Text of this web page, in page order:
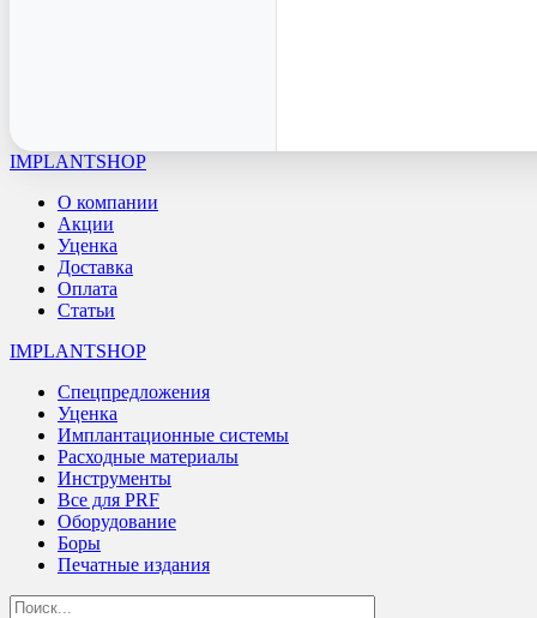
IMPLANTSHOP
О компании
Акции
Уценка
Доставка
Оплата
Статьи
IMPLANTSHOP
Спецпредложения
Уценка
Имплантационные системы
Расходные материалы
Инструменты
Все для PRF
Оборудование
Боры
Печатные издания